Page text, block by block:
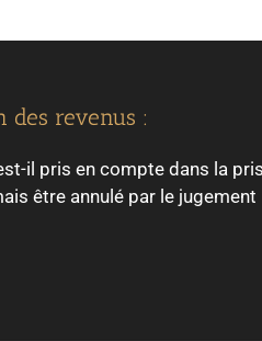
des revenus :
il pris en compte dans la
être annulé par le jugement